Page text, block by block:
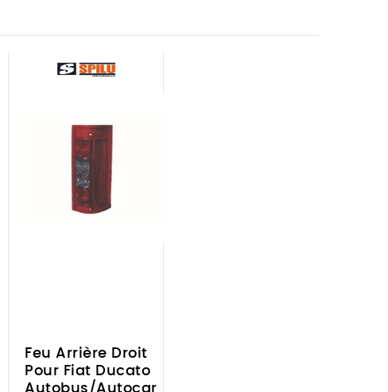
Feu Arrière Droit
Pour Fiat Ducato
Autobus/Autocar